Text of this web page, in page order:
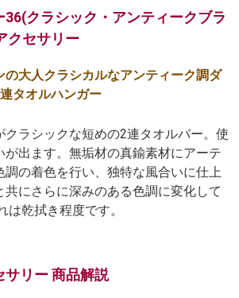
36(クラシック・アンティークブラ
クセサリー
の大人クラシカルなアンティーク調ダ
タオルハンガー
クラシックな短めの2連タオルバー。使
が出ます。無垢材の真鍮素材にアーテ
調の着色を行い、独特な風合いに仕上
共にさらに深みのある色調に変化して
は乾拭き程度です。
サリー 商品解説